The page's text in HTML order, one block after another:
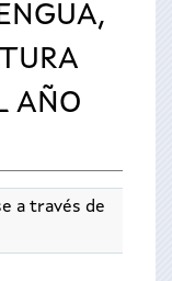
AÑO
a través de